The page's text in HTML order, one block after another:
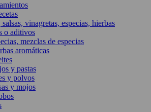
vinagretas, especias, hierbas
o aditivos
mezclas de especias
aromáticas
y pastas
y polvos
y mojos